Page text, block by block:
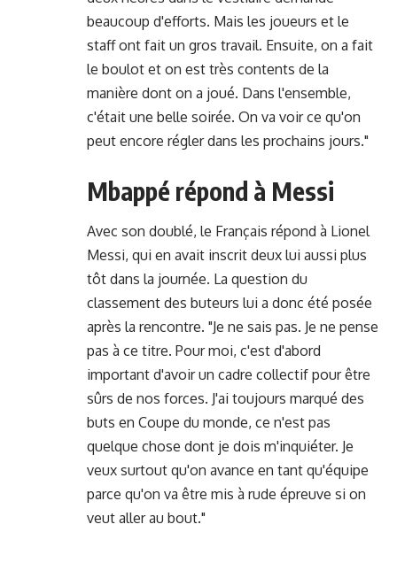
beaucoup d'efforts. Mais les joueurs et le
staff ont fait un gros travail. Ensuite, on a fait
le boulot et on est très contents de la
manière dont on a joué. Dans l'ensemble,
c'était une belle soirée. On va voir ce qu'on
peut encore régler dans les prochains jours."
Mbappé répond à Messi
Avec son doublé, le Français répond à Lionel
Messi, qui en avait inscrit deux lui aussi plus
tôt dans la journée. La question du
classement des buteurs lui a donc été posée
après la rencontre. "Je ne sais pas. Je ne pense
pas à ce titre. Pour moi, c'est d'abord
important d'avoir un cadre collectif pour être
sûrs de nos forces. J'ai toujours marqué des
buts en Coupe du monde, ce n'est pas
quelque chose dont je dois m'inquiéter. Je
veux surtout qu'on avance en tant qu'équipe
parce qu'on va être mis à rude épreuve si on
veut aller au bout."